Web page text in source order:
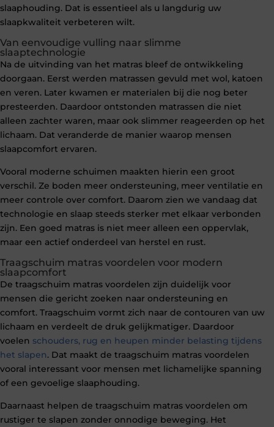
slaaphouding. Dat is essentieel als u langdurig uw
slaapkwaliteit verbeteren wilt.
Van eenvoudige vulling naar slimme
slaaptechnologie
Na de uitvinding van het matras bleef de ontwikkeling
doorgaan. Eerst werden matrassen gevuld met wol, katoen
en veren. Later kwamen er materialen bij die nog beter
presteerden. Daardoor ontstonden matrassen die niet
alleen zachter waren, maar ook slimmer reageerden op het
lichaam. Dat veranderde de manier waarop mensen
slaapcomfort ervaren.
Vooral moderne schuimen maakten hierin een groot
verschil. Ze boden meer ondersteuning, meer ventilatie en
meer controle over comfort. Daarom zien we vandaag dat
technologie en slaap steeds sterker met elkaar verbonden
zijn. Een goed matras is niet meer alleen een oppervlak,
maar een actief onderdeel van herstel en rust.
Traagschuim matras voordelen voor modern
slaapcomfort
De traagschuim matras voordelen zijn duidelijk voor
mensen die gericht zoeken naar ondersteuning en
comfort. Traagschuim vormt zich naar de contouren van uw
lichaam en verdeelt de druk gelijkmatiger. Daardoor
voelen schouders, rug en heupen minder belasting tijdens
het slapen. Dat maakt de traagschuim matras voordelen
vooral interessant voor mensen met lichamelijke spanning
of een gevoelige slaaphouding.
Daarnaast helpen de traagschuim matras voordelen om
rustiger te slapen zonder onnodige beweging. Het